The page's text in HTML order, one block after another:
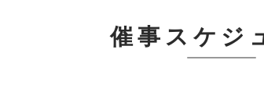
催事スケジ